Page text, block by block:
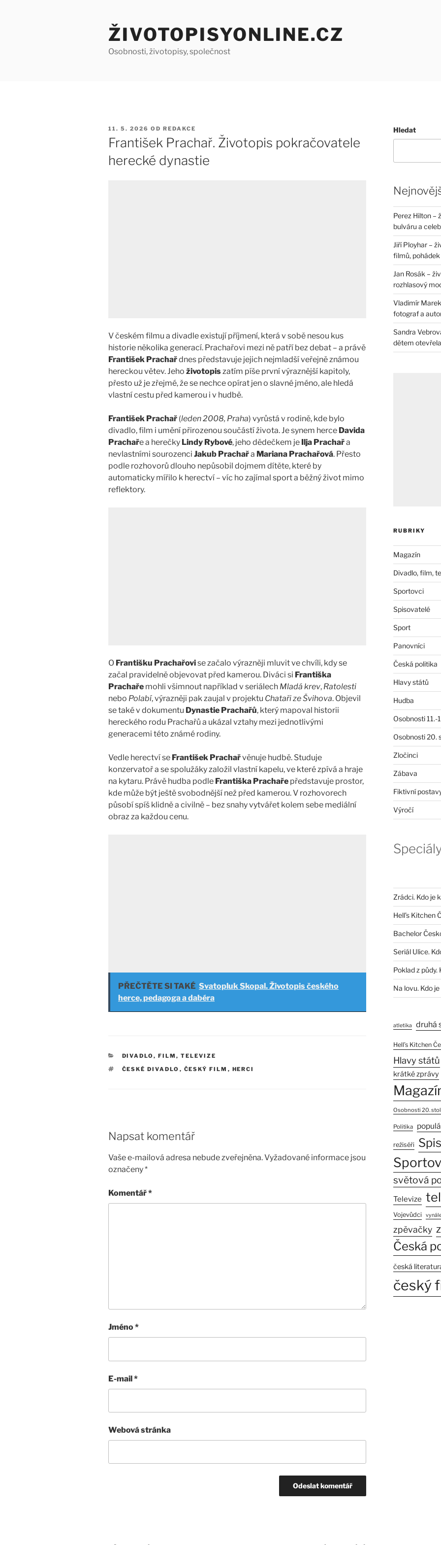
ŽIVOTOPISYONLINE.CZ
Osobnosti, životopisy, společnost
PUBLIKOVÁNO
11. 5. 2026 OD REDAKCE
František Prachař. Životopis pokračovatele
herecké dynastie
V českém filmu a divadle existují příjmení, která v sobě nesou kus
historie několika generací. Prachařovi mezi ně patří bez debat – a právě
František Prachařdnes představuje jejich nejmladší veřejně známou
hereckou větev. Jeho životopiszatím píše první výraznější kapitoly,
přesto už je zřejmé, že se nechce opírat jen o slavné jméno, ale hledá
vlastní cestu před kamerou i v hudbě.
František Prachař (leden 2008, Praha) vyrůstá v rodině, kde bylo
divadlo, film i umění přirozenou součástí života. Je synem herce Davida
Prachaře a herečky Lindy Rybové, jeho dědečkem je Ilja Prachařa
nevlastními sourozenci Jakub Prachařa Mariana Prachařová. Přesto
podle rozhovorů dlouho nepůsobil dojmem dítěte, které by
automaticky mířilo k herectví – víc ho zajímal sport a běžný život mimo
reflektory.
O Františku Prachařovise začalo výrazněji mluvit ve chvíli, kdy se
začal pravidelně objevovat před kamerou. Diváci si Františka
Prachaře mohli všimnout například v seriálech Mladá krev, Ratolesti
nebo Polabí, výrazněji pak zaujal v projektu Chataři ze Švihova. Objevil
se také v dokumentu Dynastie Prachařů, který mapoval historii
hereckého rodu Prachařů a ukázal vztahy mezi jednotlivými
generacemi této známé rodiny.
Vedle herectví se František Prachařvěnuje hudbě. Studuje
konzervatoř a se spolužáky založil vlastní kapelu, ve které zpívá a hraje
na kytaru. Právě hudba podle Františka Prachaře představuje prostor,
kde může být ještě svobodnější než před kamerou. V rozhovorech
působí spíš klidně a civilně – bez snahy vytvářet kolem sebe mediální
obraz za každou cenu.
PŘEČTĚTE SI TAKÉ Svatopluk Skopal. Životopis českého
herce, pedagoga a dabéra
RUBRIKY
DIVADLO, FILM, TELEVIZE
ŠTÍTKY
ČESKÉ DIVADLO , ČESKÝ FILM , HERCI
Napsat komentář
Vaše e-mailová adresa nebude zveřejněna.Vyžadované informace jsou
označeny*
Komentář*
Jméno*
E-mail*
Webová stránka
Hledat
Perez Hilton –
bulváru a
Jiří Ployhar –
filmů, pohádek
Jan Rosák –
rozhlasový
Vladimír
fotograf a
Sandra
dětem
RUBRIKY
Magazín
Divadlo, film,
Sportovci
Spisovatelé
Sport
Panovníci
Česká politika
Hlavy států
Hudba
Osobnosti 11.-
Osobnosti 20.
Zločinci
Zábava
Fiktivní
Výročí
Zrádci. Kdo je
Hell’s Kitchen
Bachelor
Seriál Ulice.
Poklad z půdy.
Na lovu. Kdo
atletika druhá
Hell’s Kitchen
Hlavy států
krátké zprávy
Osobnosti 20.
Politika
režiséři
světová
Televize
Vojevůdci
zpěvačky
Česká
česká
český